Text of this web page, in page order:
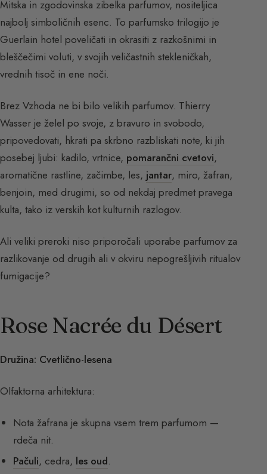
Mitska in zgodovinska zibelka parfumov, nositeljica
najbolj simboličnih esenc. To parfumsko trilogijo je
Guerlain hotel poveličati in okrasiti z razkošnimi in
bleščečimi voluti, v svojih veličastnih stekleničkah,
vrednih tisoč in ene noči.
Brez Vzhoda ne bi bilo velikih parfumov. Thierry
Wasser je želel po svoje, z bravuro in svobodo,
pripovedovati, hkrati pa skrbno razbliskati note, ki jih
posebej ljubi: kadilo, vrtnice, pomarančni cvetovi,
aromatične rastline, začimbe, les, jantar, miro, žafran,
benjoin, med drugimi, so od nekdaj predmet pravega
kulta, tako iz verskih kot kulturnih razlogov.
Ali veliki preroki niso priporočali uporabe parfumov za
razlikovanje od drugih ali v okviru nepogrešljivih ritualov
fumigacije?
Rose Nacrée du Désert
Družina: Cvetlično-lesena
Olfaktorna arhitektura:
Nota žafrana je skupna vsem trem parfumom —
rdeča nit.
Pačuli, cedra, les oud.